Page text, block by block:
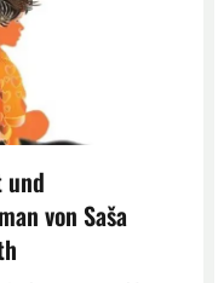
und
von Saša